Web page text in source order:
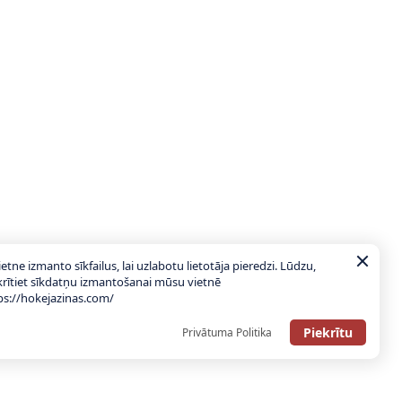
izmanto sīkfailus, lai uzlabotu lietotāja pieredzi. Lūdzu,
sīkdatņu izmantošanai mūsu vietnē
hokejazinas.com/
Privātuma Politika Piekrītu